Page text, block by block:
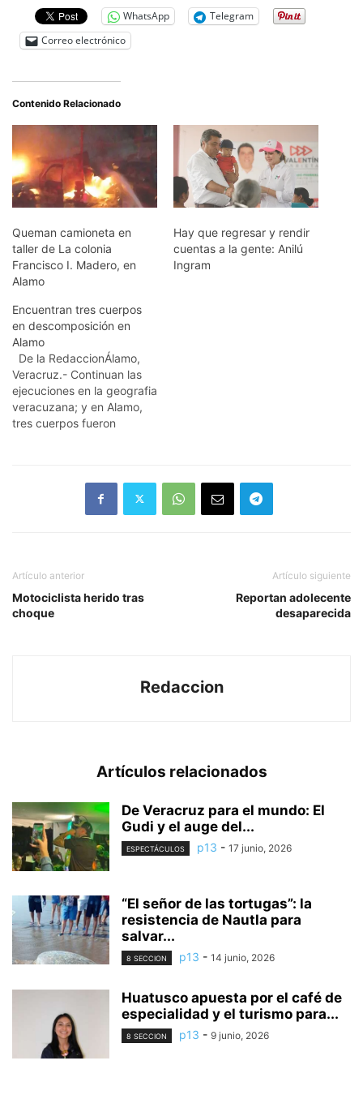
WhatsApp
Telegram
Correo electrónico
Contenido Relacionado
Queman camioneta en
taller de La colonia
Francisco I. Madero, en
Alamo
Hay que regresar y rendir
cuentas a la gente: Anilú
Ingram
Encuentran tres cuerpos
en descomposición en
Alamo
De la RedaccionÁlamo,
Veracruz.- Continuan las
ejecuciones en la geografia
veracuzana; y en Alamo,
tres cuerpos fueron
tarde de este lunes en el
ejido El Coyote de este
Artículo anterior
Motociclista herido tras
choque
Artículo siguiente
Reportan adolecente
desaparecida
Redaccion
Artículos relacionados
De Veracruz para el mundo: El
Gudi y el auge del...
ESPECTÁCULOS p13 - 17 junio, 2026
“El señor de las tortugas”: la
resistencia de Nautla para
salvar...
8 SECCION p13 - 14 junio, 2026
Huatusco apuesta por el café de
especialidad y el turismo para...
8 SECCION p13 - 9 junio, 2026